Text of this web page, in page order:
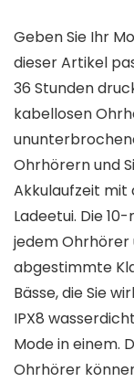
Geben Sie Ihr
dieser Artikel
36 Stunden
kabellosen
Ohrhörern und
Akkulaufzeit
Ladeetui. Die
jedem
abgestimmte
Bässe, die Sie
IPX8
Mode in einem.
Ohrhörer